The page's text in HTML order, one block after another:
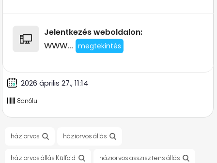
Jelentkezés weboldalon:
www... megtekintés
2026 április 27., 11:14
8dn6lu
háziorvos háziorvos állás
háziorvos állás Külföld háziorvos asszisztens állás